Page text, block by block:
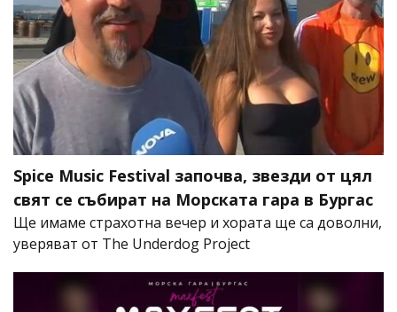
Spice Music Festival започва, звезди от цял
свят се събират на Морската гара в Бургас
Ще имаме страхотна вечер и хората ще са доволни,
уверяват от The Underdog Project